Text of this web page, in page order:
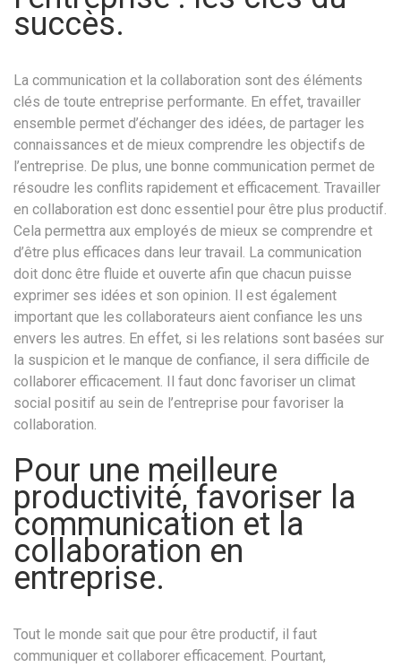
succès.
La communication et la collaboration sont des éléments
clés de toute entreprise performante. En effet, travailler
ensemble permet d’échanger des idées, de partager les
connaissances et de mieux comprendre les objectifs de
l’entreprise. De plus, une bonne communication permet de
résoudre les conflits rapidement et efficacement. Travailler
en collaboration est donc essentiel pour être plus productif.
Cela permettra aux employés de mieux se comprendre et
d’être plus efficaces dans leur travail. La communication
doit donc être fluide et ouverte afin que chacun puisse
exprimer ses idées et son opinion. Il est également
important que les collaborateurs aient confiance les uns
envers les autres. En effet, si les relations sont basées sur
la suspicion et le manque de confiance, il sera difficile de
collaborer efficacement. Il faut donc favoriser un climat
social positif au sein de l’entreprise pour favoriser la
collaboration.
Pour une meilleure
productivité, favoriser la
communication et la
collaboration en
entreprise.
Tout le monde sait que pour être productif, il faut
communiquer et collaborer efficacement. Pourtant,